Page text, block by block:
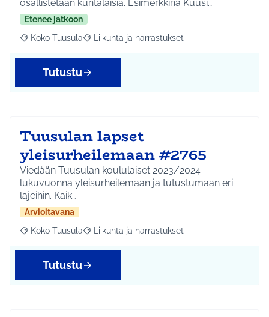
osallistetaan kuntalaisia. Esimerkkinä Kuusi…
Etenee jatkoon
Rajaa tulokset aihepiirin mukaan: Koko Tuusula
Koko Tuusula Rajaa tulokset teeman mukaan: Liikunta ja
Liikunta ja harrastukset
Tutustu
Tuusulan lapset
yleisurheilemaan #2765
Viedään Tuusulan koululaiset 2023/2024
lukuvuonna yleisurheilemaan ja tutustumaan eri
lajeihin. Kaik…
Arvioitavana
Rajaa tulokset aihepiirin mukaan: Koko Tuusula
Koko Tuusula Rajaa tulokset teeman mukaan: Liikunta ja
Liikunta ja harrastukset
Tutustu